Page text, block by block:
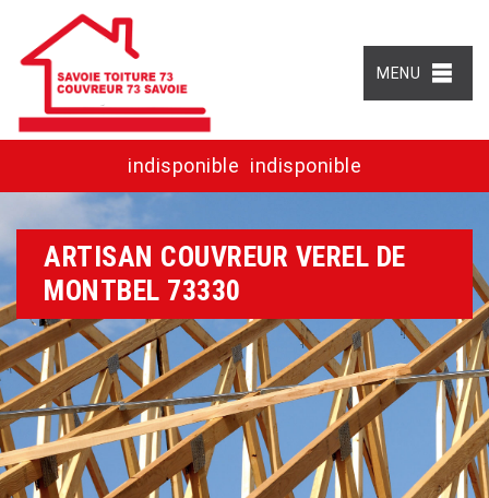
MENU
indisponible indisponible
ARTISAN COUVREUR VEREL DE
MONTBEL 73330